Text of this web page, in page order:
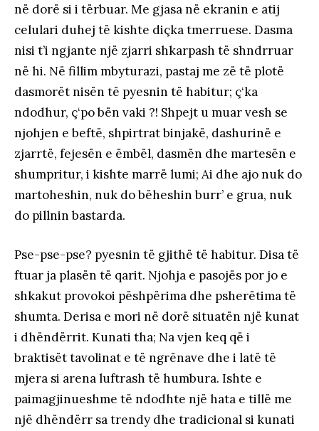
në dorë si i tërbuar. Me gjasa në ekranin e atij
celulari duhej të kishte diçka tmerruese. Dasma
nisi t’i ngjante një zjarri shkarpash të shndrruar
në hi. Në fillim mbyturazi, pastaj me zë të plotë
dasmorët nisën të pyesnin të habitur; ç‘ka
ndodhur, ç‘po bën vaki ?! Shpejt u muar vesh se
njohjen e beftë, shpirtrat binjakë, dashurinë e
zjarrtë, fejesën e ëmbël, dasmën dhe martesën e
shumpritur, i kishte marrë lumi; Ai dhe ajo nuk do
martoheshin, nuk do bëheshin burr’ e grua, nuk
do pillnin bastarda.
Pse-pse-pse? pyesnin të gjithë të habitur. Disa të
ftuar ja plasën të qarit. Njohja e pasojës por jo e
shkakut provokoi pëshpërima dhe psherëtima të
shumta. Derisa e mori në dorë situatën një kunat
i dhëndërrit. Kunati tha; Na vjen keq që i
braktisët tavolinat e të ngrënave dhe i latë të
mjera si arena luftrash të humbura. Ishte e
paimagjinueshme të ndodhte një hata e tillë me
një dhëndërr sa trendy dhe tradicional si kunati